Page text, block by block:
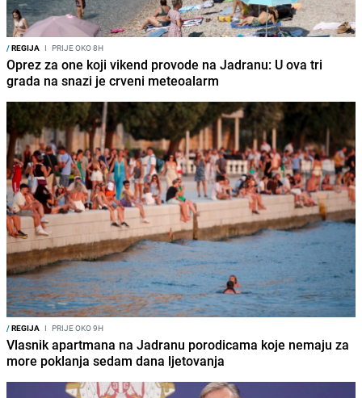
/REGIJA I PRIJE OKO 8H
Oprez za one koji vikend provode na Jadranu: U ova tri
grada na snazi je crveni meteoalarm
/REGIJA I PRIJE OKO 9H
Vlasnik apartmana na Jadranu porodicama koje nemaju za
more poklanja sedam dana ljetovanja